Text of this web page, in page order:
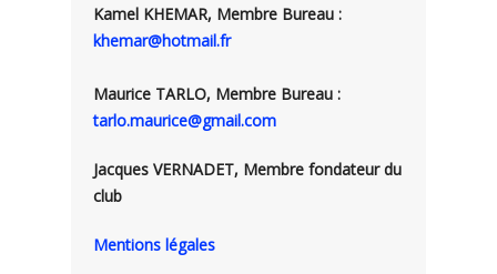
Kamel KHEMAR, Membre Bureau :
khemar@hotmail.fr
Maurice TARLO, Membre Bureau :
tarlo.maurice@gmail.com
Jacques VERNADET, Membre fondateur du
club
Mentions légales